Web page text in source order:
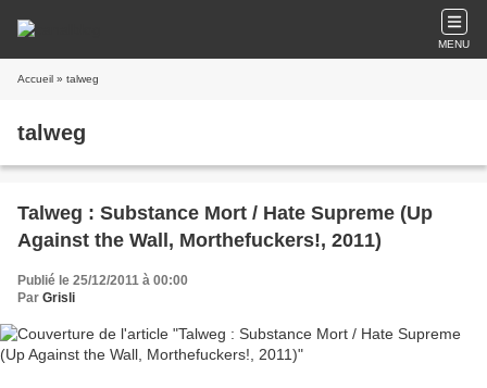
MENU
Accueil » talweg
talweg
Talweg : Substance Mort / Hate Supreme (Up
Against the Wall, Morthefuckers!, 2011)
Publié le 25/12/2011 à 00:00
Par Grisli